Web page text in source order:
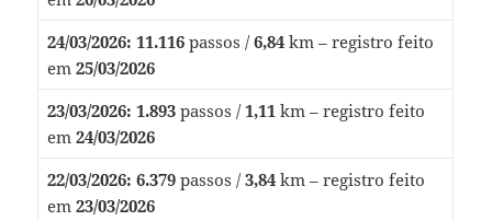
24/03/2026: 11.116passos /6,84km – registro feito
em 25/03/2026
23/03/2026: 1.893passos /1,11 km – registro feito
em 24/03/2026
22/03/2026: 6.379passos /3,84km – registro feito
em 23/03/2026